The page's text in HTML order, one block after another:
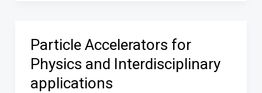
Particle Accelerators for
Physics and Interdisciplinary
applications
Particle
Accelerators
for